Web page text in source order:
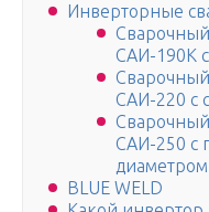
Инверторные
САИ-190К
САИ-220 с
САИ-250 с
BLUE WELD